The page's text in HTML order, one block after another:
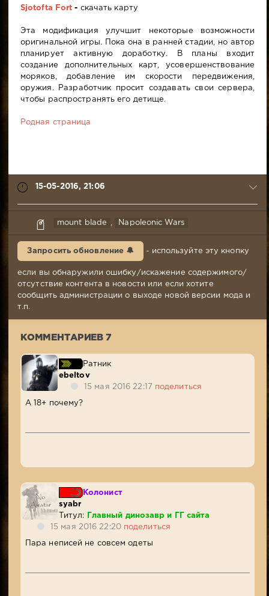
Sjotofta Fort - скачать карту
Эта модификация улучшит некоторые возможности
оригинальной игры. Пока она в ранней стадии, но автор
планирует активную доработку. В планы входит
создание дополнительных карт, усовершенствование
моряков, добавление им скорости передвижения,
оружия. Разработчик просит создавать свои сервера,
чтобы распространять его детище.
Родная страница
15-05-2016, 21:06
Ger4og
15-
21:06
Комментариев:
7
mount blade , Napoleonic Wars
Запросить обновление 🔔 - используйте эту кнопку
если вы обнаружили ошибку/искажение содержимого/
отсутствие контента в новости или если хотите
сообщить администрации о выходе новой версии мода и
т.п.
КОММЕНТАРИЕВ 7
Ратник
ebeltov
15 мая 2016 22:17 поделиться
А 18+ почему?
Колонист
syabr
Титул:
Главный динозавр и ГГ сайта
15 мая 2016 22:20 поделиться
Пара неписей не совсем одеты